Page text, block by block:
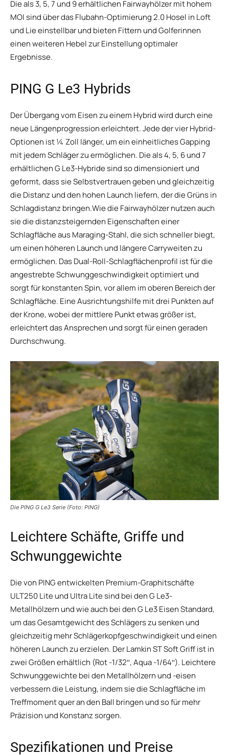
Die als 3, 5, 7 und 9 erhältlichen Fairwayhölzer mit hohem
MOI sind über das Flubahn-Optimierung 2.0 Hosel in Loft
und Lie einstellbar und bieten Fittern und Golferinnen
einen weiteren Hebel zur Einstellung optimaler
Ergebnisse.
PING G Le3 Hybrids
Der Übergang vom Eisen zu einem Hybrid wird durch eine
neue Längenprogression erleichtert. Jede der vier Hybrid-
Optionen ist ¼ Zoll länger, um ein einheitliches Gapping
mit jedem Schläger zu ermöglichen. Die als 4, 5, 6 und 7
erhältlichen G Le3-Hybride sind so dimensioniert und
geformt, dass sie Selbstvertrauen geben und gleichzeitig
die Distanz und den hohen Launch liefern, der die Grüns in
Schlagdistanz bringen.Wie die Fairwayhölzer nutzen auch
sie die distanzsteigernden Eigenschaften einer
Schlagfläche aus Maraging-Stahl, die sich schneller biegt,
um einen höheren Launch und längere Carryweiten zu
ermöglichen. Das Dual-Roll-Schlagflächenprofil ist für die
angestrebte Schwunggeschwindigkeit optimiert und
sorgt für konstanten Spin, vor allem im oberen Bereich der
Schlagfläche. Eine Ausrichtungshilfe mit drei Punkten auf
der Krone, wobei der mittlere Punkt etwas größer ist,
erleichtert das Ansprechen und sorgt für einen geraden
Durchschwung.
Die PING G Le3 Serie (Foto: PING)
Leichtere Schäfte, Griffe und
Schwunggewichte
Die von PING entwickelten Premium-Graphitschäfte
ULT250 Lite und Ultra Lite sind bei den G Le3-
Metallhölzern und wie auch bei den G Le3 Eisen Standard,
um das Gesamtgewicht des Schlägers zu senken und
gleichzeitig mehr Schlägerkopfgeschwindigkeit und einen
höheren Launch zu erzielen. Der Lamkin ST Soft Griff ist in
zwei Größen erhältlich (Rot -1/32″, Aqua -1/64″). Leichtere
Schwunggewichte bei den Metallhölzern und -eisen
verbessern die Leistung, indem sie die Schlagfläche im
Treffmoment quer an den Ball bringen und so für mehr
Präzision und Konstanz sorgen.
Spezifikationen und Preise